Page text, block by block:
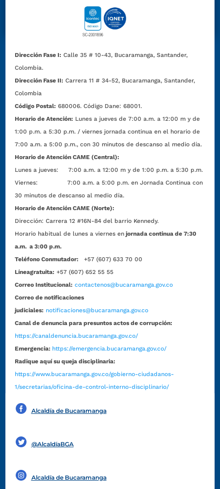
Dirección Fase I: Calle 35 # 10-43, Bucaramanga, Santander,
Colombia.
Dirección Fase II: Carrera 11 # 34-52, Bucaramanga, Santander,
Colombia
Código Postal: 680006. Código Dane: 68001.
Horario de Atención: Lunes a jueves de 7:00 a.m. a 12:00 m y de
1:00 p.m. a 5:30 p.m. / viernes jornada continua en el horario de
7:00 a.m. a 5:00 p.m., con 30 minutos de descanso al medio día.
Horario de Atención CAME (Central):
Lunes a jueves: 7:00 a.m. a 12:00 m y de 1:00 p.m. a 5:30 p.m.
Viernes: 7:00 a.m. a 5:00 p.m. en Jornada Continua con
30 minutos de descanso al medio día.
Horario de Atención CAME (Norte):
Dirección:Carrera 12 #16N-84 del barrio Kennedy.
Horario habitual de lunes a viernes en jornada continua de 7:30
a.m. a 3:00 p.m.
Teléfono Conmutador:
+57 (607) 633 70 00
Líneagratuita: +57 (607) 652 55 55
Correo Institucional: contactenos@bucaramanga.gov.co
Correo de notificaciones
judiciales: notificaciones@bucaramanga.gov.co
Canal de denuncia para presuntos actos de corrupción:
https://canaldenuncia.bucaramanga.gov.co/
Emergencia: https://emergencia.bucaramanga.gov.co/
Radique aquí su queja disciplinaria:
https://www.bucaramanga.gov.co/gobierno-ciudadanos-
1/secretarias/oficina-de-control-interno-disciplinario/
Alcaldía de Bucaramanga
@AlcaldíaBGA
Alcaldía de Bucaramanga